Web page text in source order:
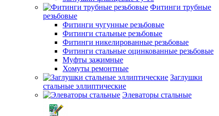
Фитинги трубные
резьбовые
Фитинги чугунные резьбовые
Фитинги стальные резьбовые
Фитинги никелированные резьбовые
Фитинги стальные оцинкованные резьбовые
Муфты зажимные
Хомуты ремонтные
Заглушки
стальные эллиптические
Элеваторы стальные